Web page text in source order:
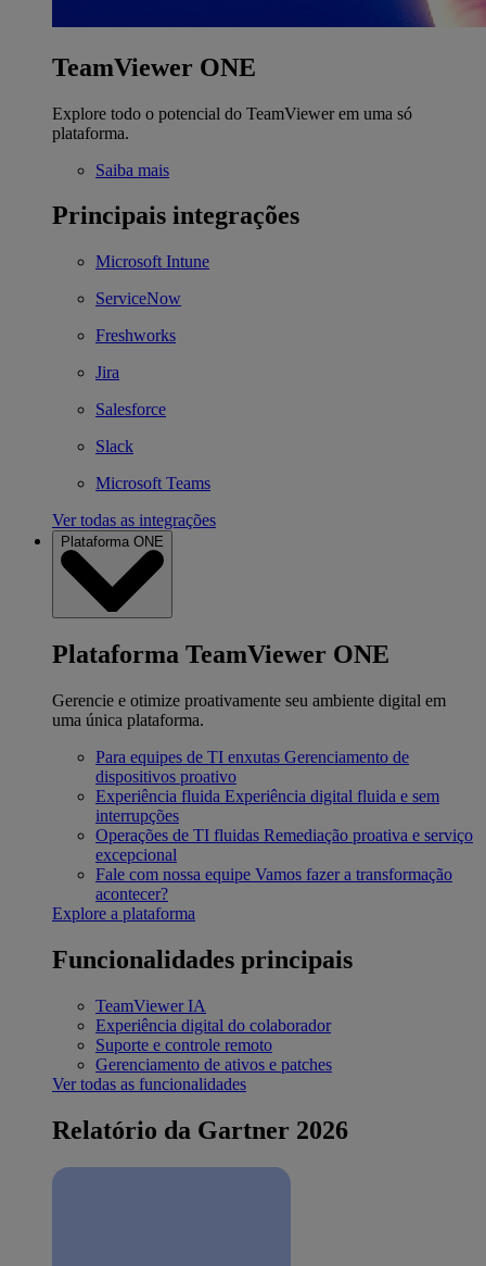
TeamViewer ONE
Explore todo o potencial do TeamViewer em uma só
plataforma.
Saiba mais
Principais integrações
Microsoft Intune
ServiceNow
Freshworks
Jira
Salesforce
Slack
Microsoft Teams
Ver todas as integrações
Plataforma ONE
Plataforma TeamViewer ONE
Gerencie e otimize proativamente seu ambiente digital em
uma única plataforma.
Para equipes de TI enxutas Gerenciamento de
dispositivos proativo
Experiência fluida Experiência digital fluida e sem
interrupções
Operações de TI fluidas Remediação proativa e serviço
excepcional
Fale com nossa equipe Vamos fazer a transformação
acontecer?
Explore a plataforma
Funcionalidades principais
TeamViewer IA
Experiência digital do colaborador
Suporte e controle remoto
Gerenciamento de ativos e patches
Ver todas as funcionalidades
Relatório da Gartner 2026